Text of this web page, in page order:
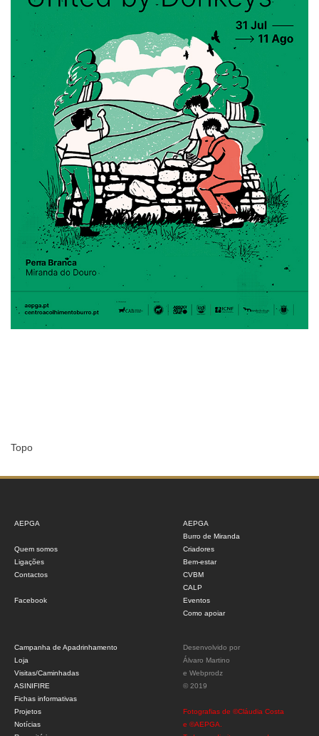
Topo
AEPGA
Quem somos
Ligações
Contactos
Facebook
AEPGA
Burro de Miranda
Criadores
Bem-estar
CVBM
CALP
Eventos
Como apoiar
Campanha de Apadrinhamento
Loja
Visitas/Caminhadas
ASINIFIRE
Fichas informativas
Projetos
Notícias
Desenvolvido por
Álvaro Martino
e Webprodz
© 2019
Fotografias de ©Cláudia Costa
e ©AEPGA.